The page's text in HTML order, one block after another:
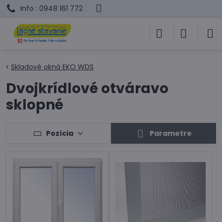
Info : 0948 161 772
Skladové okná EKO WDS
Dvojkrídlové otváravo
sklopné
Pozícia Parametre